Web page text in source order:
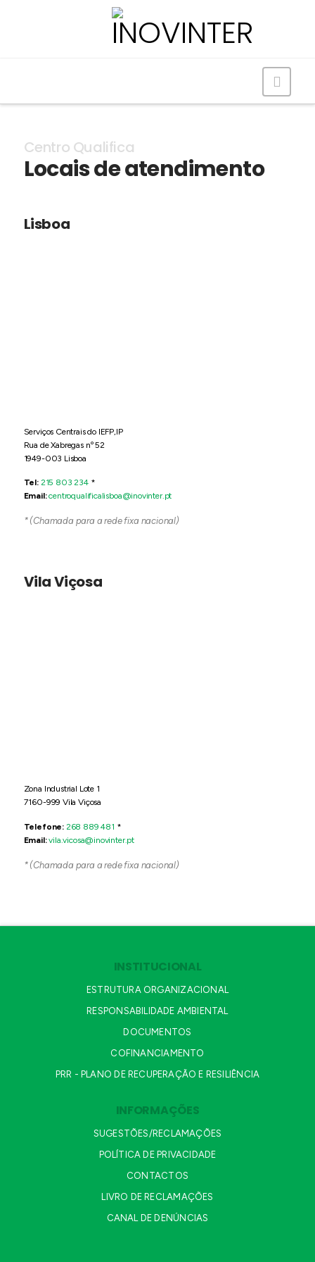
Centro Qualifica
Locais de atendimento
Lisboa
Serviços Centrais do IEFP,IP
Rua de Xabregas nº 52
1949-003 Lisboa
Tel: 215 803 234*
Email:centroqualificalisboa@inovinter.pt
* (Chamada para a rede fixa nacional)
Vila Viçosa
Zona Industrial Lote 1
7160-999 Vila Viçosa
Telefone: 268 889 481 *
Email: vila.vicosa@inovinter.pt
* (Chamada para a rede fixa nacional)
INSTITUCIONAL
ESTRUTURA ORGANIZACIONAL
RESPONSABILIDADE AMBIENTAL
DOCUMENTOS
COFINANCIAMENTO
PRR - PLANO DE RECUPERAÇÃO E RESILIÊNCIA
INFORMAÇÕES
SUGESTÕES/RECLAMAÇÕES
POLÍTICA DE PRIVACIDADE
CONTACTOS
LIVRO DE RECLAMAÇÕES
CANAL DE DENÚNCIAS